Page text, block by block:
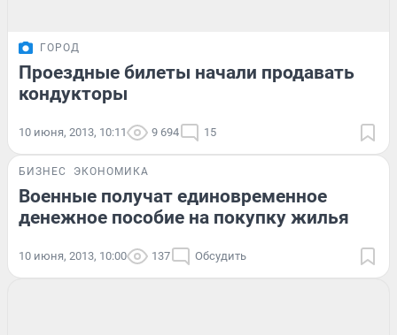
ГОРОД
Проездные билеты начали продавать
кондукторы
10 июня, 2013, 10:11 9 694 15
БИЗНЕС ЭКОНОМИКА
Военные получат единовременное
денежное пособие на покупку жилья
10 июня, 2013, 10:00 137 Обсудить